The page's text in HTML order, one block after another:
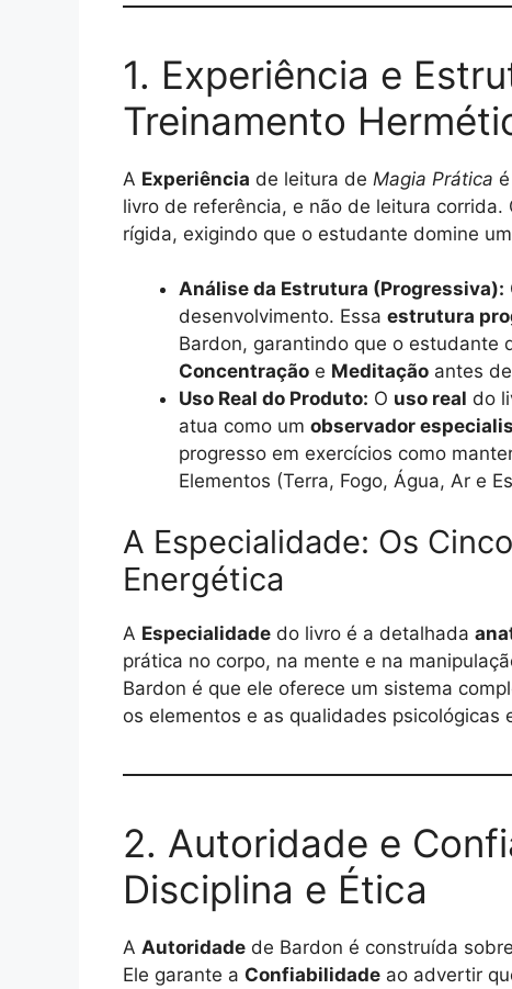
1. Experiência e
Treinamento
A Experiência de leitura de Magia Prática
livro de referência, e não de leitura corrida.
rígida, exigindo que o estudante domine
Análise da Estrutura (Progressiva):
desenvolvimento. Essa estrutura
Bardon, garantindo que o estudante
Concentração e Meditação antes
Uso Real do Produto: O uso real do
atua como um observador
progresso em exercícios como
Elementos (Terra, Fogo, Água, Ar e
A Especialidade: Os
Energética
A Especialidade do livro é a detalhada
prática no corpo, na mente e na
Bardon é que ele oferece um sistema
os elementos e as qualidades psicológicas
2. Autoridade e
Disciplina e Ética
A Autoridade de Bardon é construída
Ele garante a Confiabilidade ao advertir